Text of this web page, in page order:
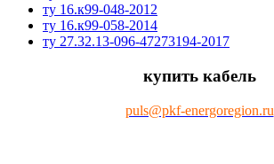
ту 16.к99-048-2012
ту 16.к99-058-2014
ту 27.32.13-096-47273194-2017
купить кабель
puls@pkf-energoregion.ru